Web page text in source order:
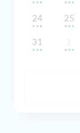
24 25
31